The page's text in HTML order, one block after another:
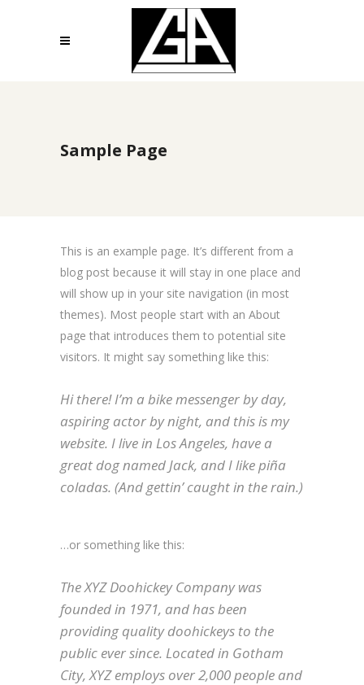
Sample Page
This is an example page. It’s different from a
blog post because it will stay in one place and
will show up in your site navigation (in most
themes). Most people start with an About
page that introduces them to potential site
visitors. It might say something like this:
Hi there! I’m a bike messenger by day,
aspiring actor by night, and this is my
website. I live in Los Angeles, have a
great dog named Jack, and I like piña
coladas. (And gettin’ caught in the rain.)
…or something like this:
The XYZ Doohickey Company was
founded in 1971, and has been
providing quality doohickeys to the
public ever since. Located in Gotham
City, XYZ employs over 2,000 people and